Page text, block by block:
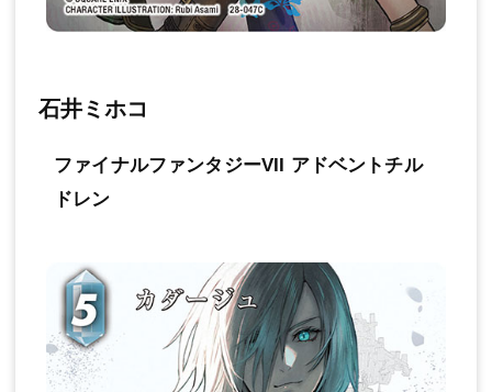
石井ミホコ
ファイナルファンタジーVII アドベントチル
ドレン